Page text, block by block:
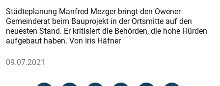
Städteplanung Manfred Mezger bringt den Owener
Gemeinderat beim Bauprojekt in der Ortsmitte auf den
neuesten Stand. Er kritisiert die Behörden, die hohe Hürden
aufgebaut haben. Von Iris Häfner
09.07.2021